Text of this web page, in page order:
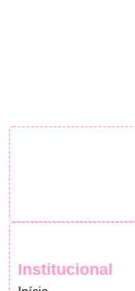
Institucional